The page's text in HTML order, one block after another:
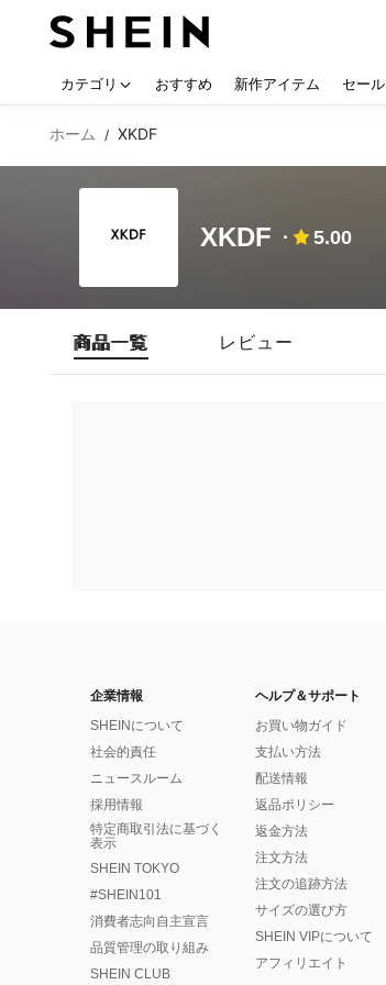
カテゴリ おすすめ 新作アイテム セール
ホーム / XKDF
XKDF 5.00
商品一覧 レビュー
企業情報
SHEINについて
社会的責任
ニュースルーム
採用情報
特定商取引法に基づく
表示
SHEIN TOKYO
#SHEIN101
消費者志向自主宣言
品質管理の取り組み
SHEIN CLUB
ヘルプ＆サポート
お買い物ガイド
支払い方法
配送情報
返品ポリシー
返金方法
注文方法
注文の追跡方法
サイズの選び方
SHEIN VIPについて
アフィリエイト